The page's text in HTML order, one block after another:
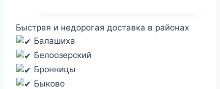
Быстрая и недорогая доставка в районах
Балашиха
Белоозерский
Бронницы
Быково